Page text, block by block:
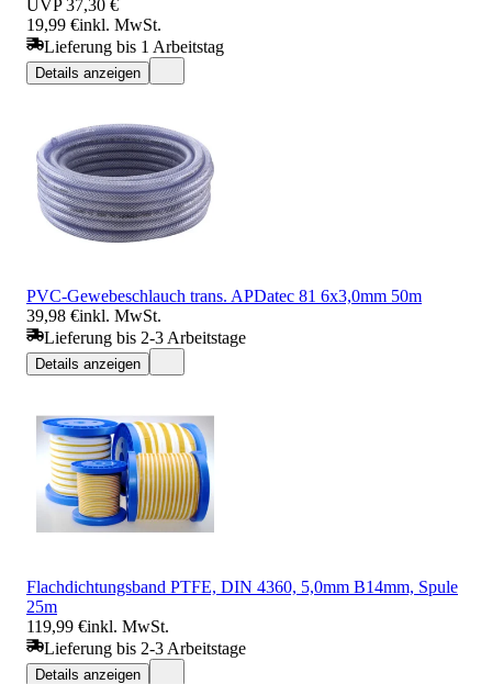
UVP 37,30 €
19,99 €inkl. MwSt.
Lieferung bis 1 Arbeitstag
Details anzeigen
PVC-Gewebeschlauch trans. APDatec 81 6x3,0mm 50m
39,98 €inkl. MwSt.
Lieferung bis 2-3 Arbeitstage
Details anzeigen
Flachdichtungsband PTFE, DIN 4360, 5,0mm B14mm, Spule
25m
119,99 €inkl. MwSt.
Lieferung bis 2-3 Arbeitstage
Details anzeigen